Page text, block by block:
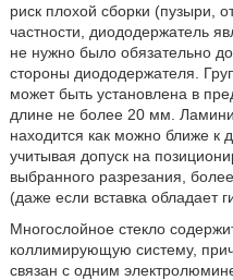
риск плохой сборки (пузыри,
частности, диододержатель
не нужно было обязательно
стороны диододержателя.
может быть установлена в
длине не более 20 мм.
находится как можно ближе к
учитывая допуск на
выбранного разрезания,
(даже если вставка обладает
Многослойное стекло
коллимирующую систему,
связан с одним